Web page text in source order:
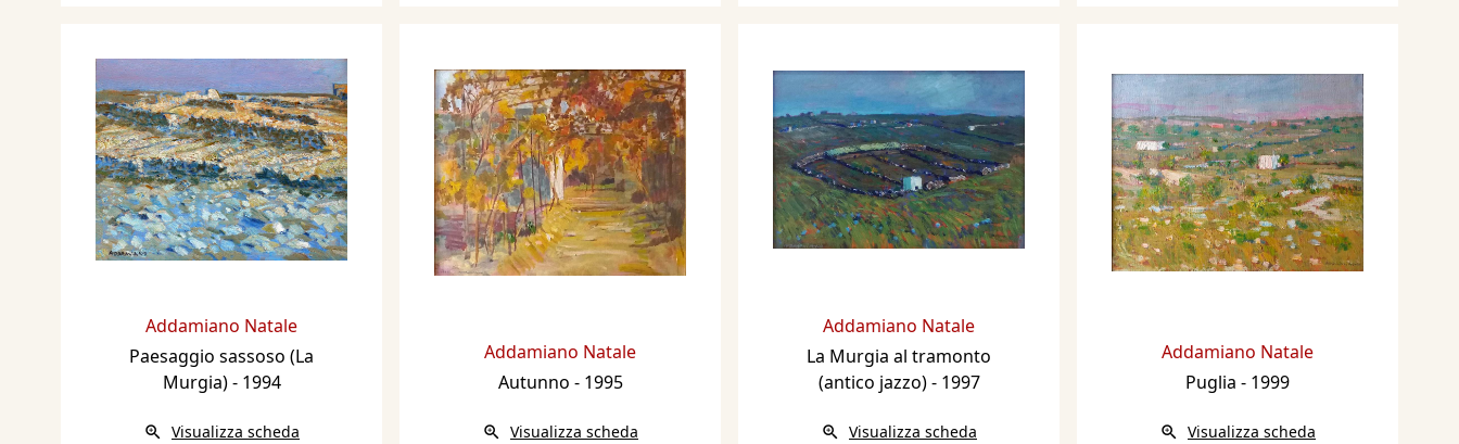
Addamiano Natale
Paesaggio sassoso (La
Murgia)- 1994
Visualizza scheda
Addamiano Natale
Autunno - 1995
Visualizza scheda
Addamiano Natale
La Murgia al tramonto
(antico jazzo)- 1997
Visualizza scheda
Addamiano Natale
Puglia - 1999
Visualizza scheda